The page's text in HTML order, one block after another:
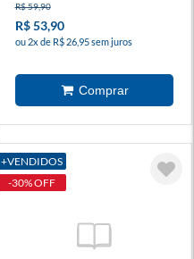
R$ 59,90
R$ 53,90
ou 2x de R$ 26,95 sem juros
+VENDIDOS
-30% OFF